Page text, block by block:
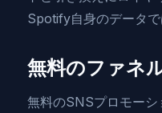
Spotify自身のデータ
無料のファネ
無料のSNSプロモー